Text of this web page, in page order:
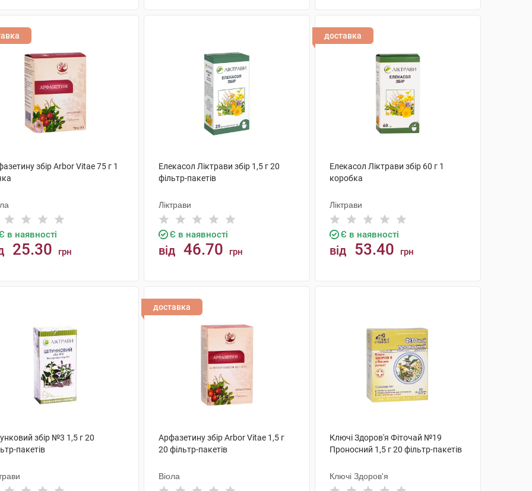
збір Arbor Vitae 75 г 1
в наявності
25.30 грн
Елекасол Ліктрави збір 1,5 г 20
фільтр-пакетів
Ліктрави
Є в наявності
від 46.70 грн
доставка
Елекасол Ліктрави збір 60 г 1
коробка
Ліктрави
Є в наявності
від 53.40 грн
збір №3 1,5 г 20
пакетів
доставка
Арфазетину збір Arbor Vitae 1,5 г
20 фільтр-пакетів
Віола
Ключі Здоров'я Фіточай №19
Проносний 1,5 г 20 фільтр-пакетів
Ключі Здоров'я